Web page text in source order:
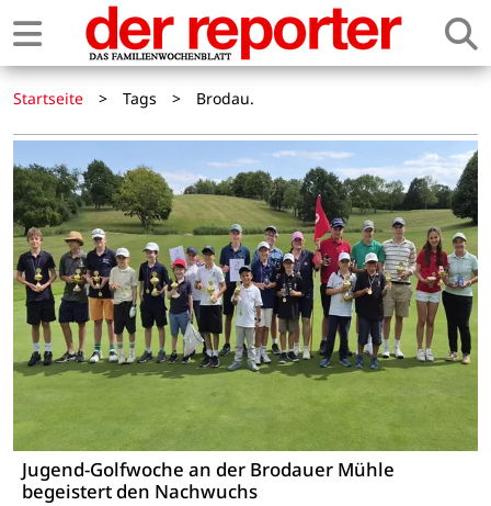
Startseite > Tags > Brodau.
Jugend-Golfwoche an der Brodauer Mühle
begeistert den Nachwuchs